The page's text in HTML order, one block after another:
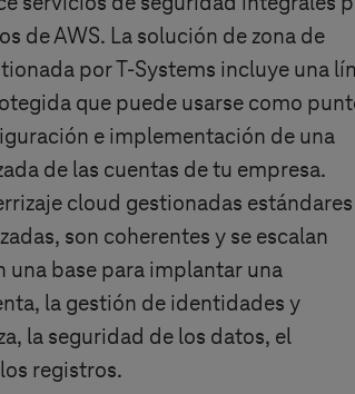
de AWS. La solución de zona de
porT-Systems incluye una
que puede usarse como
e implementación de una
de las cuentas de tu empresa.
cloud gestionadas estándares
son coherentes y se escalan
una base para implantar una
la gestión de identidades y
la seguridad de los datos, el
registros.